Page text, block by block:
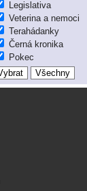
Legislativa
Veterina a nemoci
Terahádanky
Černá kronika
Pokec